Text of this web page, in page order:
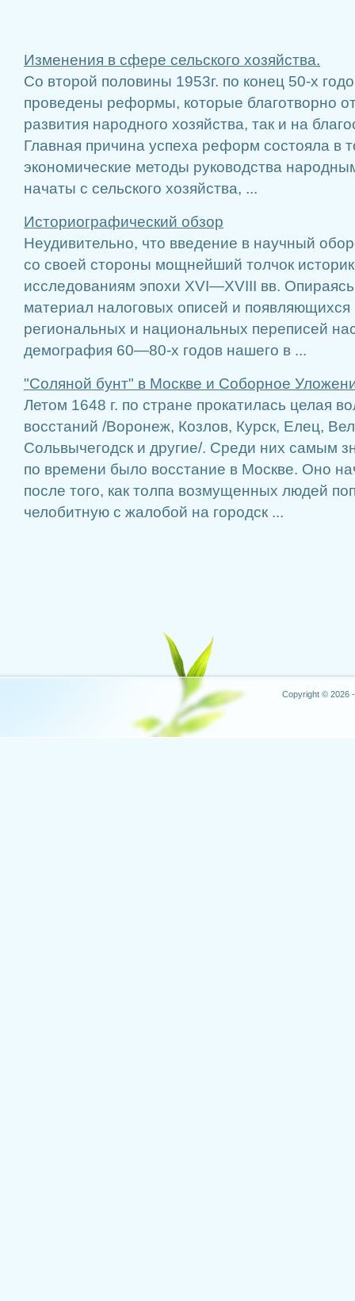
Изменения в сфере сельского хозяйства.
Со второй половины 1953г. по конец 50-х
проведены реформы, которые благотворно
развития народного хозяйства, так и на
Главная причина успеха реформ состояла в
экономические методы руководства
начаты с сельского хозяйства, ...
Историографический обзор
Неудивительно, что введение в научный
со своей стороны мощнейший толчок
исследованиям эпохи XVI—XVIII вв.
материал налоговых описей и появляющихся
региональных и национальных переписей
демография 60—80-х годов нашего в ...
"Соляной бунт" в Москве и Соборное
Летом 1648 г. по стране прокатилась целая
восстаний /Воронеж, Козлов, Курск, Елец,
Сольвычегодск и другие/. Среди них самым
по времени было восстание в Москве. Оно
после того, как толпа возмущенных людей
челобитную с жалобой на городск ...
Copyright © 2026